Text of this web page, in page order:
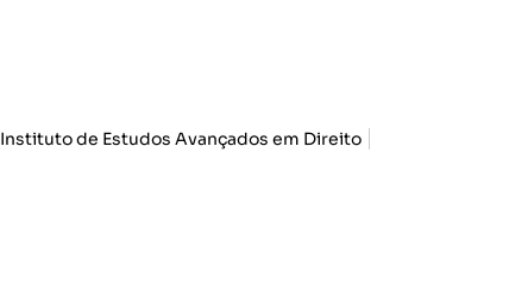
Instituto de Estudos Avançados em Direito